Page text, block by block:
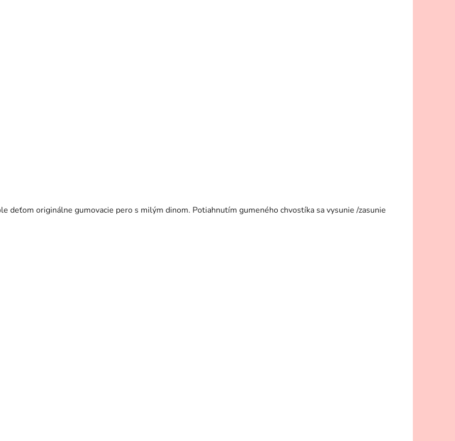
deťom originálne gumovacie pero s milým dinom. Potiahnutím gumeného chvostíka sa vysunie /zasunie